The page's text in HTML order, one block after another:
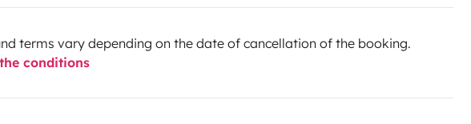
terms vary depending on the date of cancellation of the booking.
conditions